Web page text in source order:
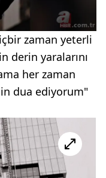
zaman yeterli
derin yaralarını
her zaman
dua ediyorum"